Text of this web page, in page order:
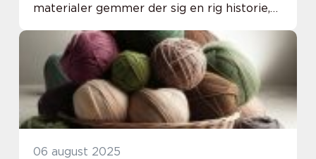
materialer gemmer der sig en rig historie,
samfundsforhold i Norden. Fra tid...
06 august 2025